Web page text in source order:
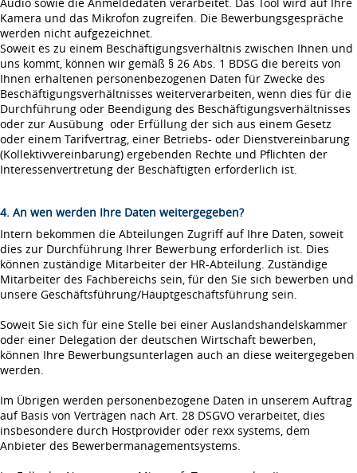
Kamera und das Mikrofon zugreifen. Die Bewerbungsgespräche
werden nicht aufgezeichnet.
Soweit es zu einem Beschäftigungsverhältnis zwischen Ihnen und
uns kommt, können wir gemäß § 26 Abs. 1 BDSG die bereits von
Ihnen erhaltenen personenbezogenen Daten für Zwecke des
Beschäftigungsverhältnisses weiterverarbeiten, wenn dies für die
Durchführung oder Beendigung des Beschäftigungsverhältnisses
oder zur Ausübung oder Erfüllung der sich aus einem Gesetz
oder einem Tarifvertrag, einer Betriebs- oder Dienstvereinbarung
(Kollektivvereinbarung) ergebenden Rechte und Pflichten der
Interessenvertretung der Beschäftigten erforderlich ist.
4. An wen werden Ihre Daten weitergegeben?
Intern bekommen die Abteilungen Zugriff auf Ihre Daten, soweit
dies zur Durchführung Ihrer Bewerbung erforderlich ist. Dies
können zuständige Mitarbeiter der HR-Abteilung. Zuständige
Mitarbeiter des Fachbereichs sein, für den Sie sich bewerben und
unsere Geschäftsführung/Hauptgeschäftsführung sein.
Soweit Sie sich für eine Stelle bei einer Auslandshandelskammer
oder einer Delegation der deutschen Wirtschaft bewerben,
können Ihre Bewerbungsunterlagen auch an diese weitergegeben
werden.
Im Übrigen werden personenbezogene Daten in unserem Auftrag
auf Basis von Verträgen nach Art. 28 DSGVO verarbeitet, dies
insbesondere durch Hostprovider oder rexx systems, dem
Anbieter des Bewerbermanagementsystems.